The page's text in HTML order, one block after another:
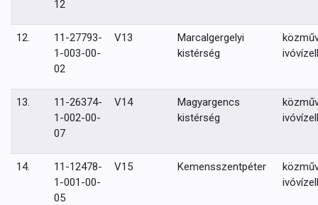
12
12.
11-27793-
1-003-00-
02
V13
Marcalgergelyi
kistérség
13.
11-26374-
1-002-00-
07
V14
Magyargencs
kistérség
14.
11-12478-
1-001-00-
05
V15 Kemensszentpéter